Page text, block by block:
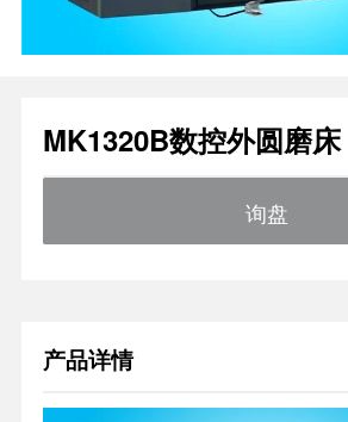
MK1320B数控外圆磨床
询盘
产品详情